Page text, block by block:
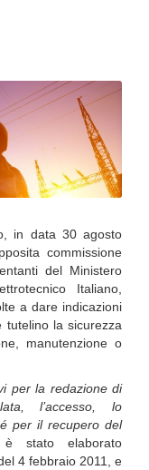
in data 30 agosto
commissione
del Ministero
Italiano,
a dare indicazioni
tutelino la sicurezza
manutenzione o
per la redazione di
l’accesso, lo
per il recupero del
è stato elaborato
4 febbraio 2011, e